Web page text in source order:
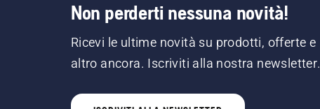
Non perderti nessuna novità!
Ricevi le ultime novità su prodotti, offerte e
altro ancora. Iscriviti alla nostra newsletter.